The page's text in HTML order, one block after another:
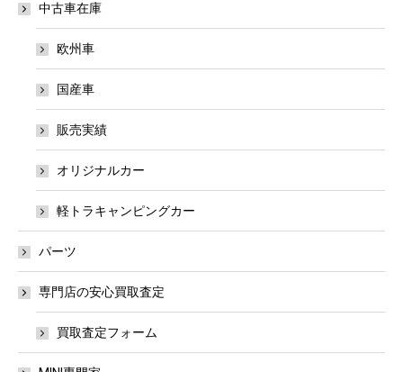
中古車在庫
欧州車
国産車
販売実績
オリジナルカー
軽トラキャンピングカー
パーツ
専門店の安心買取査定
買取査定フォーム